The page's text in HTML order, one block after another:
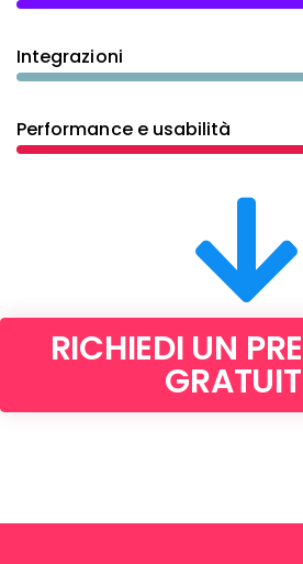
Integrazioni
Performance e usabilità
RICHIEDI UN